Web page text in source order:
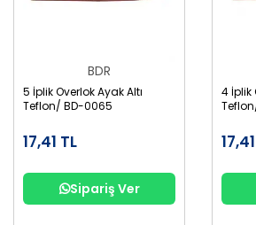
BDR
5 İplik Overlok Ayak Altı
Teflon/ BD-0065
17,41 TL
Sipariş Ver
4 İplik